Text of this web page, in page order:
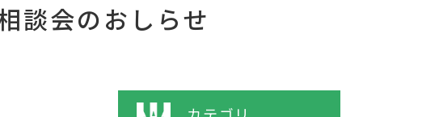
談会のおしらせ